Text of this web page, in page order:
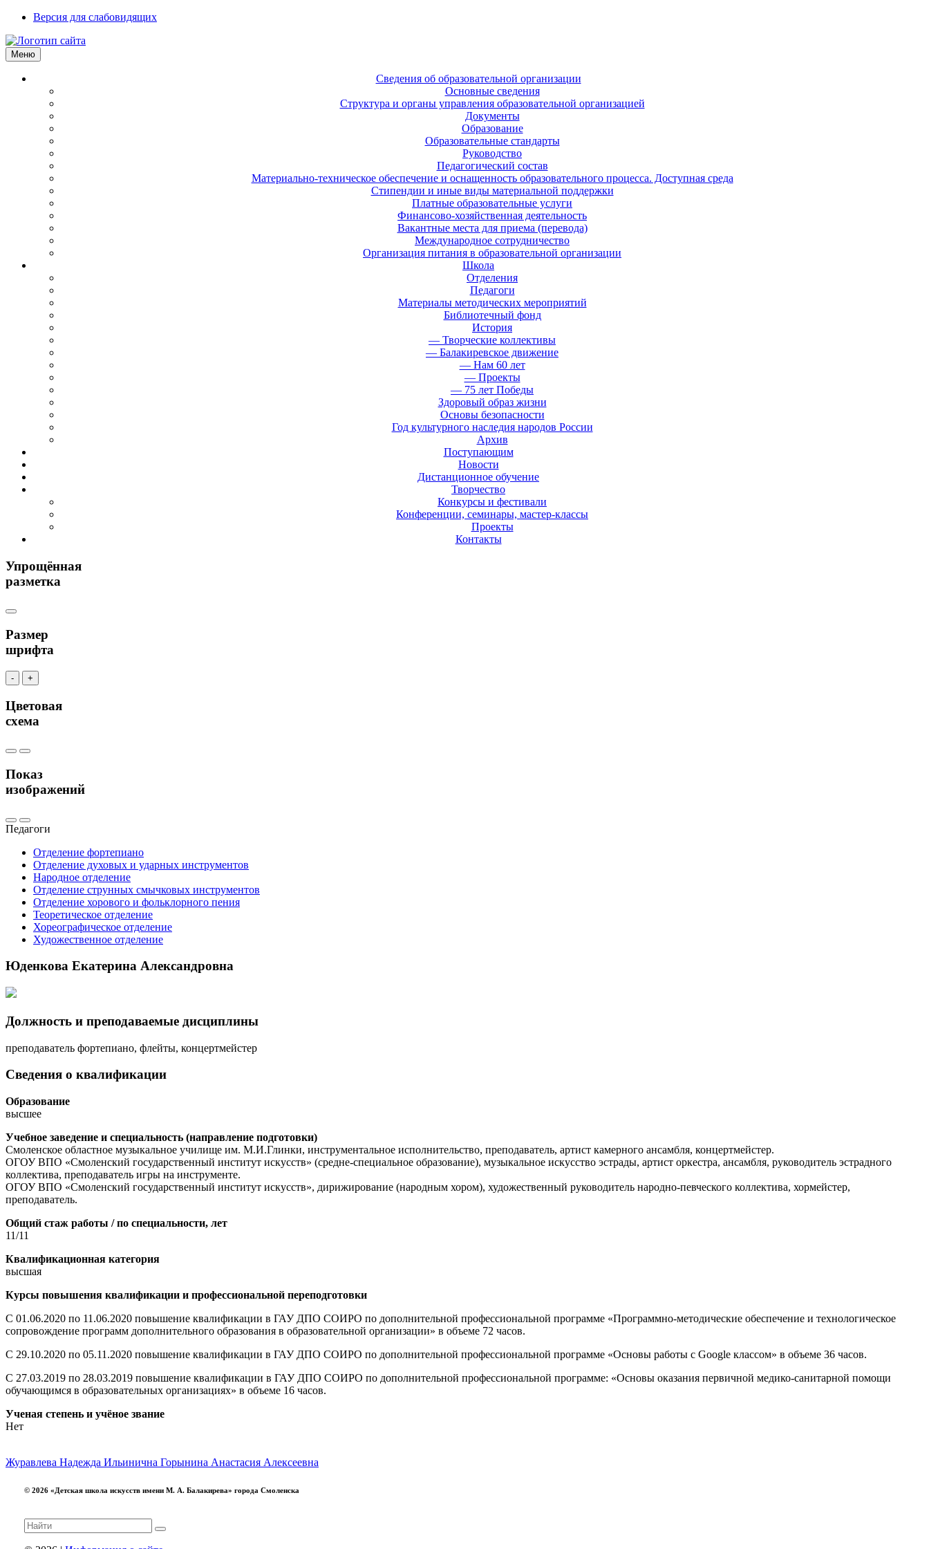
Версия для слабовидящих
Меню
Сведения об образовательной организации
Основные сведения
Структура и органы управления образовательной организацией
Документы
Образование
Образовательные стандарты
Руководство
Педагогический состав
Материально-техническое обеспечение и оснащенность образовательного процесса. Доступная среда
Стипендии и иные виды материальной поддержки
Платные образовательные услуги
Финансово-хозяйственная деятельность
Вакантные места для приема (перевода)
Международное сотрудничество
Организация питания в образовательной организации
Школа
Отделения
Педагоги
Материалы методических мероприятий
Библиотечный фонд
История
— Творческие коллективы
— Балакиревское движение
— Нам 60 лет
— Проекты
— 75 лет Победы
Здоровый образ жизни
Основы безопасности
Год культурного наследия народов России
Архив
Поступающим
Новости
Дистанционное обучение
Творчество
Конкурсы и фестивали
Конференции, семинары, мастер-классы
Проекты
Контакты
Упрощённая
разметка
Размер
шрифта
- +
Цветовая
схема
Показ
изображений
Педагоги
Отделение фортепиано
Отделение духовых и ударных инструментов
Народное отделение
Отделение струнных смычковых инструментов
Отделение хорового и фольклорного пения
Теоретическое отделение
Хореографическое отделение
Художественное отделение
Юденкова Екатерина Александровна
Должность и преподаваемые дисциплины
преподаватель фортепиано, флейты, концертмейстер
Сведения о квалификации
Образование
высшее
Учебное заведение и cпециальность (направление подготовки)
Смоленское областное музыкальное училище им. М.И.Глинки, инструментальное исполнительство, преподаватель, артист камерного ансамбля, концертмейстер.
ОГОУ ВПО «Смоленский государственный институт искусств» (средне-специальное образование), музыкальное искусство эстрады, артист оркестра, ансамбля, руководитель эстрадного
коллектива, преподаватель игры на инструменте.
ОГОУ ВПО «Смоленский государственный институт искусств», дирижирование (народным хором), художественный руководитель народно-певческого коллектива, хормейстер,
преподаватель.
Общий стаж работы / по специальности, лет
11/11
Квалификационная категория
высшая
Курсы повышения квалификации и профессиональной переподготовки
С 01.06.2020 по 11.06.2020 повышение квалификации в ГАУ ДПО СОИРО по дополнительной профессиональной программе «Программно-методические обеспечение и технологическое
сопровождение программ дополнительного образования в образовательной организации» в объеме 72 часов.
С 29.10.2020 по 05.11.2020 повышение квалификации в ГАУ ДПО СОИРО по дополнительной профессиональной программе «Основы работы с Google классом» в объеме 36 часов.
С 27.03.2019 по 28.03.2019 повышение квалификации в ГАУ ДПО СОИРО по дополнительной профессиональной программе: «Основы оказания первичной медико-санитарной помощи
обучающимся в образовательных организациях» в объеме 16 часов.
Ученая степень и учёное звание
Нет
Журавлева Надежда Ильинична Горынина Анастасия Алексеевна
© 2026 «Детская школа искусств имени М. А. Балакирева» города Смоленска